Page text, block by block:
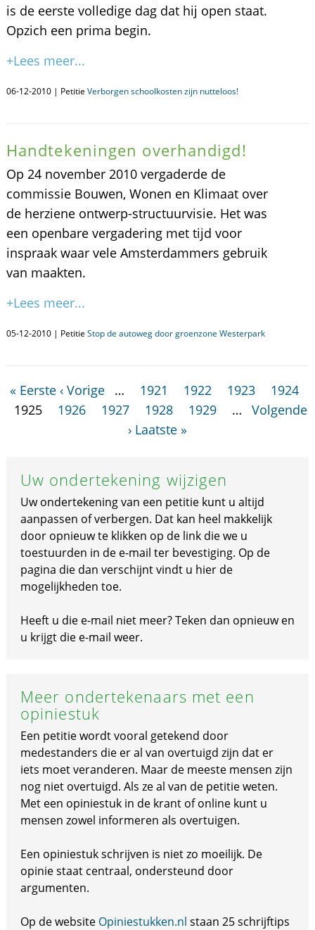
is de eerste volledige dag dat hij open staat.
Opzich een prima begin.
+Lees meer...
06-12-2010 | Petitie Verborgen schoolkosten zijn nutteloos!
Handtekeningen overhandigd!
Op 24 november 2010 vergaderde de
commissie Bouwen, Wonen en Klimaat over
de herziene ontwerp-structuurvisie. Het was
een openbare vergadering met tijd voor
inspraak waar vele Amsterdammers gebruik
van maakten.
+Lees meer...
05-12-2010 | Petitie Stop de autoweg door groenzone Westerpark
« Eerste ‹ Vorige … 1921 1922 1923
1924
1925
1926 1927 1928 1929 …
Volgende
› Laatste »
Uw ondertekening wijzigen
Uw ondertekening van een petitie kunt u altijd
aanpassen of verbergen. Dat kan heel makkelijk
door opnieuw te klikken op de link die we u
toestuurden in de e-mail ter bevestiging. Op de
pagina die dan verschijnt vindt u hier de
mogelijkheden toe.
Heeft u die e-mail niet meer? Teken dan opnieuw en
u krijgt die e-mail weer.
Meer ondertekenaars met een
opiniestuk
Een petitie wordt vooral getekend door
medestanders die er al van overtuigd zijn dat er
iets moet veranderen. Maar de meeste mensen zijn
nog niet overtuigd. Als ze al van de petitie weten.
Met een opiniestuk in de krant of online kunt u
mensen zowel informeren als overtuigen.
Een opiniestuk schrijven is niet zo moeilijk. De
opinie staat centraal, ondersteund door
argumenten.
Op de website Opiniestukken.nl staan 25 schrijftips